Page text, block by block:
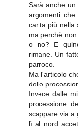
Sarà anche
argomenti
canta più nella
ma perchè
o no? E
rimane. Un
parroco.
Ma l'articolo
delle
Invece dalle
processione
scappare via a
lì al nord